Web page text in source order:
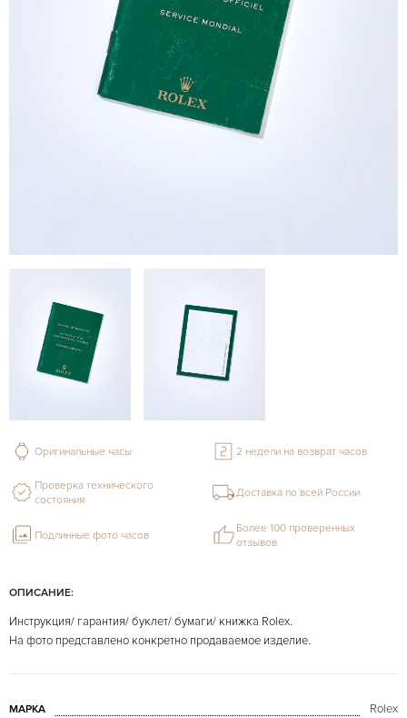
ОПИСАНИЕ:
Инструкция/ гарантия/ буклет/ бумаги/ книжка Rolex.
На фото представлено конкретно продаваемое изделие.
МАРКА Rolex
Оригинальные часы 2 недели на возврат часов
Проверка технического
состояния
Доставка по всей России
Подлинные фото часов
Более 100 проверенных
отзывов